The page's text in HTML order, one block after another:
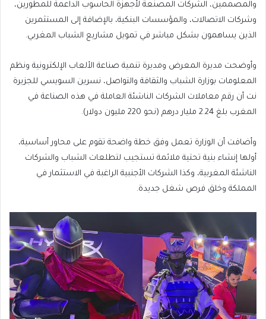
والمصممين، الشركات المصنعة لأجهزة الحاسوب الداعمة للمطورين،
وشركات الاتصالات، والمؤسسات البنكية، بالإضافة إلى المستثمرين
الذين يساهمون بشكل مباشر في تمويل مشاريع الشباب المغربي.
وأوضحت مديرة المعرض ومديرة تنمية صناعة الألعاب الإلكترونية ونظم
المعلومات بوزارة الشباب والثقافة والتواصل، نسرين السويسي للجزيرة
نت أن رقم معاملات الشركات الناشئة العاملة في هذه الصناعة في
المغرب بلغ 2.24 مليار درهم (نحو 220 مليون دولار).
وأضافت أن الوزارة تعمل وفق خطة واضحة تقوم على محاور أساسية،
أولها إنشاء بنية تحتية ملائمة تستجيب لتطلعات الشباب والشركات
الناشئة المغربية، وكذا الشركات الأجنبية الراغبة في الاستثمار في
المملكة وخلق فرص شغل جديدة.